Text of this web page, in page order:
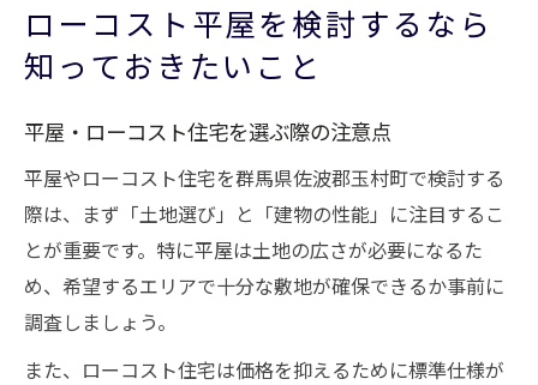
ローコスト平屋を検討するなら
知っておきたいこと
平屋・ローコスト住宅を選ぶ際の注意点
平屋やローコスト住宅を群馬県佐波郡玉村町で検討する
際は、まず「土地選び」と「建物の性能」に注目するこ
とが重要です。特に平屋は土地の広さが必要になるた
め、希望するエリアで十分な敷地が確保できるか事前に
調査しましょう。
また、ローコスト住宅は価格を抑えるために標準仕様が